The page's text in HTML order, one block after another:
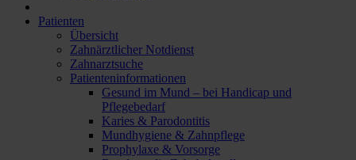
Patienten
Übersicht
Zahnärztlicher Notdienst
Zahnarztsuche
Patienteninformationen
Gesund im Mund – bei Handicap und
Pflegebedarf
Karies & Parodontitis
Mundhygiene & Zahnpflege
Prophylaxe & Vorsorge